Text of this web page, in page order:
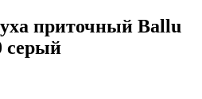
приточный Ballu
серый